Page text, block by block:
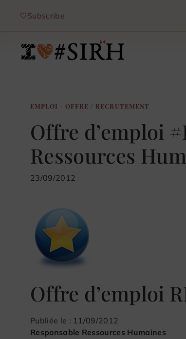
Subscribe
EMPLOI - OFFRE / RECRUTEMENT
Offre d’emploi
Ressources
23/09/2012
Offre d’emploi
Publiée le : 11/09/2012
Responsable Ressources Humaines